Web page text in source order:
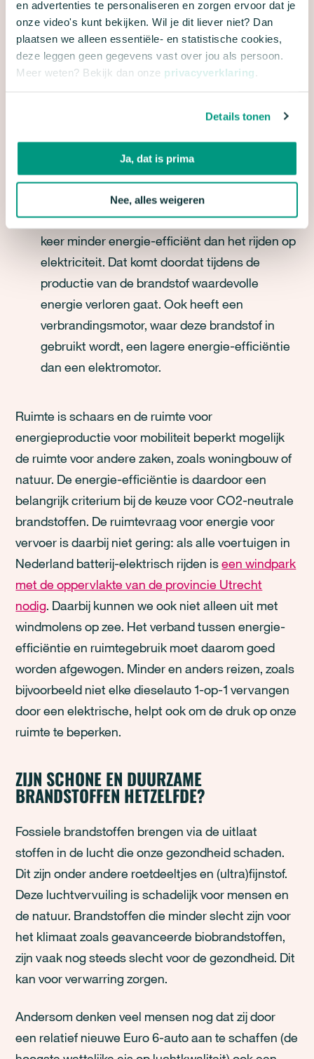
en advertenties te personaliseren en zorgen ervoor dat je
onze video's kunt bekijken. Wil je dit liever niet? Dan
plaatsen we alleen essentiële- en statistische cookies,
deze leggen geen gegevens vast over jou als persoon.
Meer weten? Bekijk dan onze privacyverklaring
Details tonen
Ja, dat is prima
Nee, alles weigeren
efficiëntie van deze brandstoffen verschilt wel
sterk. Deze factor geeft aan in hoeverre er in
de keten zuinig met energie wordt omgegaan
en hoeveel ruimte er in onze omgeving nodig is
efficiënt de brandstof, hoe meer windturbines,
zonneweides, brandstoffabrieken en dus hoe
meer ruimte er nodig is om onze voertuigen te
laten voortbewegen.
Synthetische brandstoffen zijn drie tot vier
keer minder energie-efficiënt dan het rijden op
elektriciteit. Dat komt doordat tijdens de
productie van de brandstof waardevolle
energie verloren gaat. Ook heeft een
verbrandingsmotor, waar deze brandstof in
gebruikt wordt, een lagere energie-efficiëntie
dan een elektromotor.
Ruimte is schaars en de ruimte voor
energieproductie voor mobiliteit beperkt mogelijk
de ruimte voor andere zaken, zoals woningbouw of
natuur. De energie-efficiëntie is daardoor een
belangrijk criterium bij de keuze voor CO2-neutrale
brandstoffen. De ruimtevraag voor energie voor
vervoer is daarbij niet gering: als alle voertuigen in
Nederland batterij-elektrisch rijden iseen windpark
met de oppervlakte van de provincie Utrecht
nodig. Daarbij kunnen we ook niet alleen uit met
windmolens op zee. Het verband tussen energie-
efficiëntie en ruimtegebruik moet daarom goed
worden afgewogen. Minder en anders reizen, zoals
bijvoorbeeld niet elke dieselauto 1-op-1 vervangen
door een elektrische, helpt ook om de druk op onze
ruimte te beperken.
ZIJN SCHONE EN DUURZAME
BRANDSTOFFEN HETZELFDE?
Fossiele brandstoffen brengen via de uitlaat
stoffen in de lucht die onze gezondheid schaden.
Dit zijn onder andere roetdeeltjes en (ultra)fijnstof.
Deze luchtvervuiling is schadelijk voor mensen en
de natuur. Brandstoffen die minder slecht zijn voor
het klimaat zoals geavanceerde biobrandstoffen,
zijn vaak nog steeds slecht voor de gezondheid. Dit
kan voor verwarring zorgen.
Andersom denken veel mensen nog dat zij door
een relatief nieuwe Euro 6-auto aan te schaffen (de